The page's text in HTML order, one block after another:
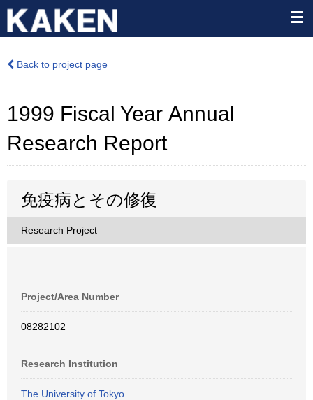
Back to project page
1999 Fiscal Year Annual
Research Report
免疫病とその修復
Research Project
Project/Area Number
08282102
Research Institution
The University of Tokyo